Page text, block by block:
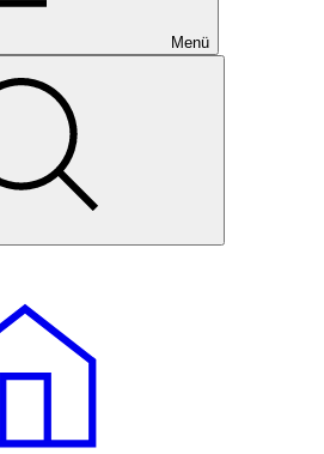
Menü